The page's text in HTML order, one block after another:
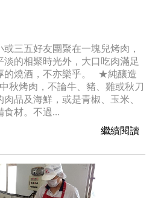
三五好友團聚在一塊兒烤肉，
淡的相聚時光外，大口吃肉滿足
的燒酒，不亦樂乎。 ★純釀造
秋烤肉，不論牛、豬、雞或秋刀
品及海鮮，或是青椒、玉米、
食材。不過...
繼續閱讀